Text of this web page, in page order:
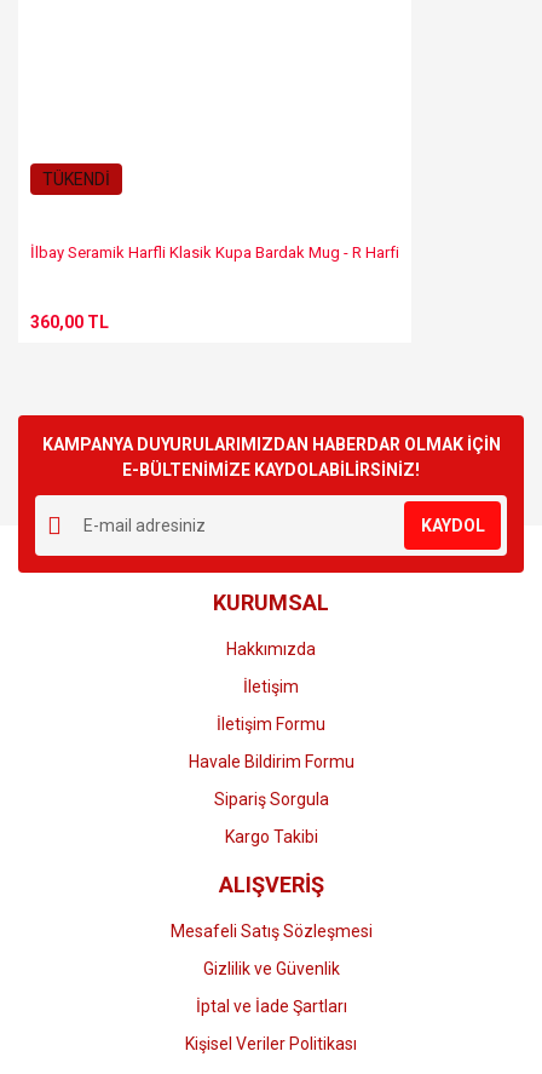
TÜKENDİ
İlbay Seramik Harfli Klasik Kupa Bardak Mug - R Harfi
360,00 TL
KAMPANYA DUYURULARIMIZDAN HABERDAR OLMAK İÇİN
E-BÜLTENİMİZE KAYDOLABİLİRSİNİZ!
KAYDOL
KURUMSAL
Hakkımızda
İletişim
İletişim Formu
Havale Bildirim Formu
Sipariş Sorgula
Kargo Takibi
ALIŞVERİŞ
Mesafeli Satış Sözleşmesi
Gizlilik ve Güvenlik
İptal ve İade Şartları
Kişisel Veriler Politikası